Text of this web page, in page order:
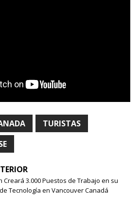
TURISTAS
Creará 3.000 Puestos de Trabajo en su
Tecnología en Vancouver Canadá